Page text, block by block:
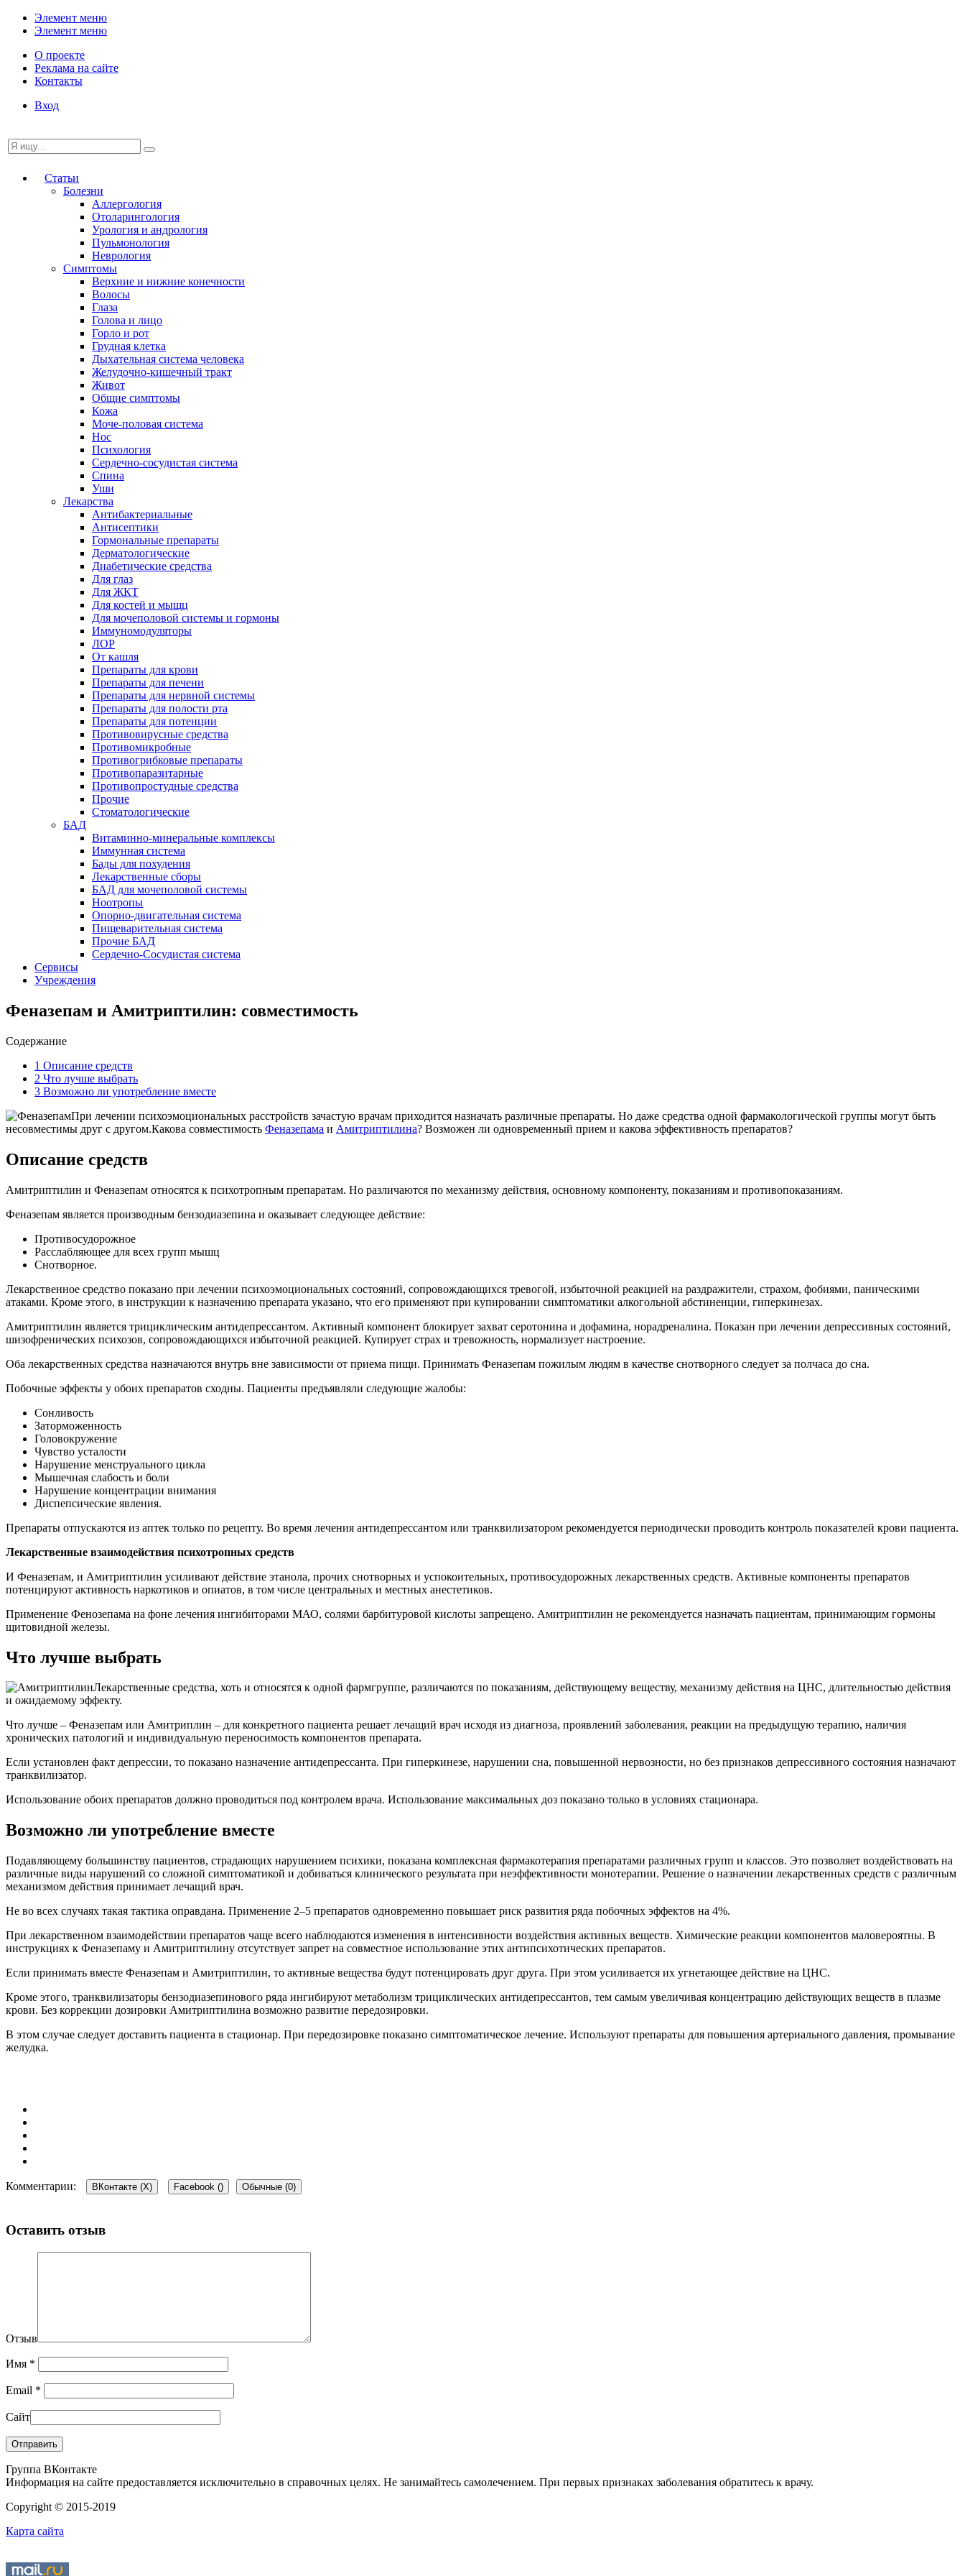
Элемент меню
Элемент меню
О проекте
Реклама на сайте
Контакты
Вход
Статьи
Болезни
Аллергология
Отоларингология
Урология и андрология
Пульмонология
Неврология
Симптомы
Верхние и нижние конечности
Волосы
Глаза
Голова и лицо
Горло и рот
Грудная клетка
Дыхательная система человека
Желудочно-кишечный тракт
Живот
Общие симптомы
Кожа
Моче-половая система
Нос
Психология
Сердечно-сосудистая система
Спина
Уши
Лекарства
Антибактериальные
Антисептики
Гормональные препараты
Дерматологические
Диабетические средства
Для глаз
Для ЖКТ
Для костей и мыщц
Для мочеполовой системы и гормоны
Иммуномодуляторы
ЛОР
От кашля
Препараты для крови
Препараты для печени
Препараты для нервной системы
Препараты для полости рта
Препараты для потенции
Противовирусные средства
Противомикробные
Противогрибковые препараты
Противопаразитарные
Противопростудные средства
Прочие
Стоматологические
БАД
Витаминно-минеральные комплексы
Иммунная система
Бады для похудения
Лекарственные сборы
БАД для мочеполовой системы
Ноотропы
Опорно-двигательная система
Пищеварительная система
Прочие БАД
Сердечно-Сосудистая система
Сервисы
Учреждения
Феназепам и Амитриптилин: совместимость
Содержание
1 Описание средств
2 Что лучше выбрать
3 Возможно ли употребление вместе
При лечении психоэмоциональных расстройств зачастую врачам приходится назначать различные препараты. Но даже средства одной фармакологической группы могут быть
несовместимы друг с другом.Какова совместимость Феназепама и Амитриптилина? Возможен ли одновременный прием и какова эффективность препаратов?
Описание средств
Амитриптилин и Феназепам относятся к психотропным препаратам. Но различаются по механизму действия, основному компоненту, показаниям и противопоказаниям.
Феназепам является производным бензодиазепина и оказывает следующее действие:
Противосудорожное
Расслабляющее для всех групп мышц
Снотворное.
Лекарственное средство показано при лечении психоэмоциональных состояний, сопровождающихся тревогой, избыточной реакцией на раздражители, страхом, фобиями, паническими
атаками. Кроме этого, в инструкции к назначению препарата указано, что его применяют при купировании симптоматики алкогольной абстиненции, гиперкинезах.
Амитриптилин является трициклическим антидепрессантом. Активный компонент блокирует захват серотонина и дофамина, норадреналина. Показан при лечении депрессивных состояний,
шизофренических психозов, сопровождающихся избыточной реакцией. Купирует страх и тревожность, нормализует настроение.
Оба лекарственных средства назначаются внутрь вне зависимости от приема пищи. Принимать Феназепам пожилым людям в качестве снотворного следует за полчаса до сна.
Побочные эффекты у обоих препаратов сходны. Пациенты предъявляли следующие жалобы:
Сонливость
Заторможенность
Головокружение
Чувство усталости
Нарушение менструального цикла
Мышечная слабость и боли
Нарушение концентрации внимания
Диспепсические явления.
Препараты отпускаются из аптек только по рецепту. Во время лечения антидепрессантом или транквилизатором рекомендуется периодически проводить контроль показателей крови пациента.
Лекарственные взаимодействия психотропных средств
И Феназепам, и Амитриптилин усиливают действие этанола, прочих снотворных и успокоительных, противосудорожных лекарственных средств. Активные компоненты препаратов
потенцируют активность наркотиков и опиатов, в том числе центральных и местных анестетиков.
Применение Фенозепама на фоне лечения ингибиторами МАО, солями барбитуровой кислоты запрещено. Амитриптилин не рекомендуется назначать пациентам, принимающим гормоны
щитовидной железы.
Что лучше выбрать
Лекарственные средства, хоть и относятся к одной фармгруппе, различаются по показаниям, действующему веществу, механизму действия на ЦНС, длительностью действия
и ожидаемому эффекту.
Что лучше – Феназепам или Амитриплин – для конкретного пациента решает лечащий врач исходя из диагноза, проявлений заболевания, реакции на предыдущую терапию, наличия
хронических патологий и индивидуальную переносимость компонентов препарата.
Если установлен факт депрессии, то показано назначение антидепрессанта. При гиперкинезе, нарушении сна, повышенной нервозности, но без признаков депрессивного состояния назначают
транквилизатор.
Использование обоих препаратов должно проводиться под контролем врача. Использование максимальных доз показано только в условиях стационара.
Возможно ли употребление вместе
Подавляющему большинству пациентов, страдающих нарушением психики, показана комплексная фармакотерапия препаратами различных групп и классов. Это позволяет воздействовать на
различные виды нарушений со сложной симптоматикой и добиваться клинического результата при неэффективности монотерапии. Решение о назначении лекарственных средств с различным
механизмом действия принимает лечащий врач.
Не во всех случаях такая тактика оправдана. Применение 2–5 препаратов одновременно повышает риск развития ряда побочных эффектов на 4%.
При лекарственном взаимодействии препаратов чаще всего наблюдаются изменения в интенсивности воздействия активных веществ. Химические реакции компонентов маловероятны. В
инструкциях к Феназепаму и Амитриптилину отсутствует запрет на совместное использование этих антипсихотических препаратов.
Если принимать вместе Феназепам и Амитриптилин, то активные вещества будут потенцировать друг друга. При этом усиливается их угнетающее действие на ЦНС.
Кроме этого, транквилизаторы бензодиазепинового ряда ингибируют метаболизм трициклических антидепрессантов, тем самым увеличивая концентрацию действующих веществ в плазме
крови. Без коррекции дозировки Амитриптилина возможно развитие передозировки.
В этом случае следует доставить пациента в стационар. При передозировке показано симптоматическое лечение. Используют препараты для повышения артериального давления, промывание
желудка.
Комментарии: ВКонтакте (X) Facebook () Обычные (0)
Оставить отзыв
Отзыв
Имя *
Email *
Сайт
Группа ВКонтакте
Информация на сайте предоставляется исключительно в справочных целях. Не занимайтесь самолечением. При первых признаках заболевания обратитесь к врачу.
Copyright © 2015-2019
Карта сайта